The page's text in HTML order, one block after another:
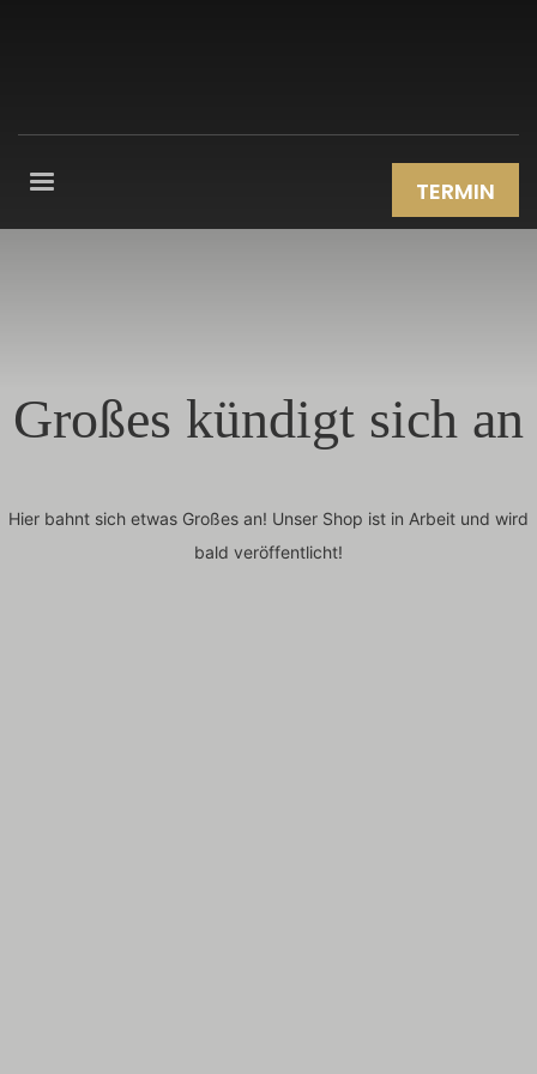
TERMIN
Großes kündigt sich an
Hier bahnt sich etwas Großes an! Unser Shop ist in Arbeit und wird
bald veröffentlicht!